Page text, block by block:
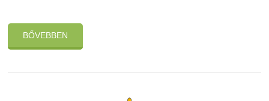
BŐVEBBEN